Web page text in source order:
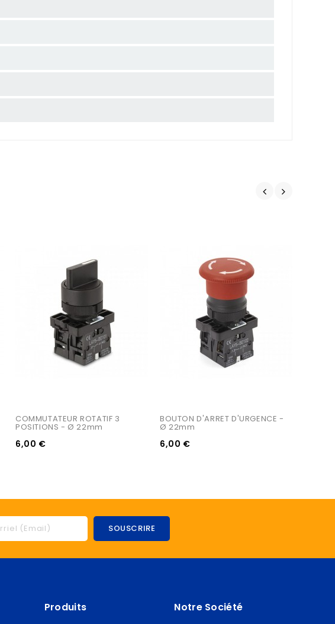
COMMUTATEUR ROTATIF 3
POSITIONS - Ø 22mm
6,00 €
BOUTON D'ARRET D'URGENCE -
Ø 22mm
6,00 €
Produits Notre Société